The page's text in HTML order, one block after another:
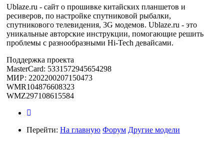
Ublaze.ru - сайт о прошивке китайских планшетов и
ресиверов, по настройке спутниковой рыбалки,
спутникового телевидения, 3G модемов. Ublaze.ru - это
уникальные авторские инструкции, помогающие решить
проблемы с разнообразными Hi-Tech девайсами.
Поддержка проекта
MasterCard: 5331572945654298
МИР: 2202200207150473
WMR104876608323
WMZ297108615584
Перейти: На главную Форум Другие модели